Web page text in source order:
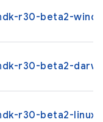
r30-beta2-
r30-beta2-
r30-beta2-